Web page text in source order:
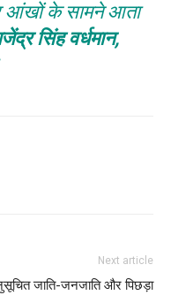
आंखों के सामने आता
सिंह वर्धमान,
Next article
जाति-जनजाति और पिछड़ा